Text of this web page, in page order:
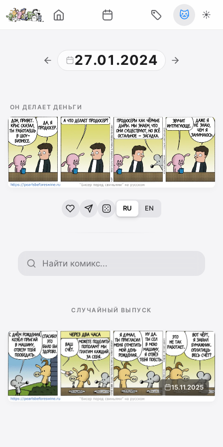
🐱 ☀️
27.01.2024
ОН ДЕЛАЕТ ДЕНЬГИ
RU EN
Поиск по архиву
СЛУЧАЙНЫЙ ВЫПУСК
15.11.2025